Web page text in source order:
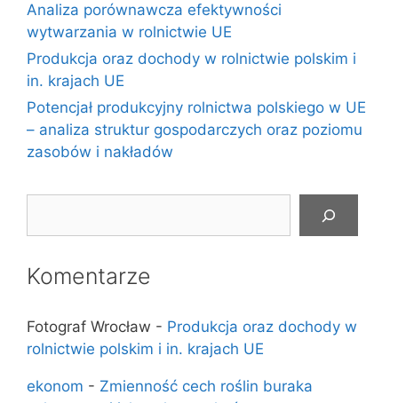
Analiza porównawcza efektywności
wytwarzania w rolnictwie UE
Produkcja oraz dochody w rolnictwie polskim i
in. krajach UE
Potencjał produkcyjny rolnictwa polskiego w UE
– analiza struktur gospodarczych oraz poziomu
zasobów i nakładów
Komentarze
Fotograf Wrocław - Produkcja oraz dochody w
rolnictwie polskim i in. krajach UE
ekonom - Zmienność cech roślin buraka